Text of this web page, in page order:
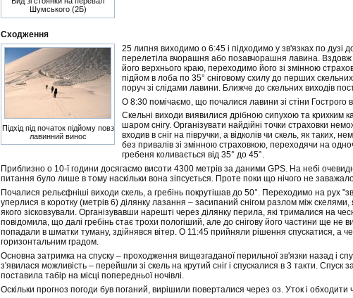
Шумського (2Б)
Сходження
Підхід під початок підйому повз
лавинний винос
25 липня виходимо о 6:45 і підходимо у зв'язках по дузі
перелетіла вчорашня або позавчорашня лавина.
його верхнього краю, переходимо його зі змінною
підйом в лоба по 35° сніговому схилу до перших
поруч зі слідами лавини. Ближче до скельних виходів
О 8:30 помічаємо, що почалися лавини зі стіни Гострого
Скельні виходи виявилися дрібною сипухою та крихким
шаром снігу. Організувати найдійні точки страховки
входив в сніг на півручки, а відколів чи скель, як таких,
без привалів зі змінною страховкою, переходячи на
гребеня коливається від 35° до 45°.
Приблизно о 10-ї години досягаємо висоти 4300 метрів за даними GPS. На небі
питання було лише в тому наскільки вона зіпсується. Проте поки що нічого не
Почалися рельєфніші виходи скель, а гребінь покрутішав до 50°. Переходимо на рух
уперлися в коротку (метрів 6) ділянку лазання – засипаний снігом разлом між
якого зісковзували. Організувавши нарешті через ділянку перила, які трималися на
повідомила, що далі гребінь стає трохи пологіший, але до снігову його частини ще не
попадали в шматки туману, здійнявся вітер. О 11:45 прийняли рішення спускатися, а
горизонтальним градом.
Основна затримка на спуску – проходження вищезгаданої перильної зв'язки назад і
з'явилася можливість – перейшли зі скель на крутий сніг і спускалися в 3 такти.
поставила табір на місці попередньої ночівлі.
Оскільки прогноз погоди був поганий, вирішили поверталися через оз. Уток і